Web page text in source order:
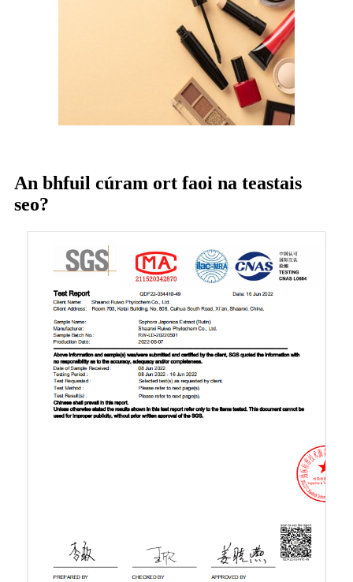
An bhfuil cúram ort faoi na teastais
seo?